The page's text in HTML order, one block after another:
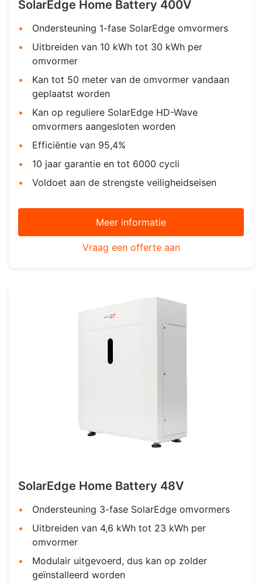
SolarEdge Home Battery 400V
Ondersteuning 1-fase SolarEdge omvormers
Uitbreiden van 10 kWh tot 30 kWh per
omvormer
Kan tot 50 meter van de omvormer vandaan
geplaatst worden
Kan op reguliere SolarEdge HD-Wave
omvormers aangesloten worden
Efficiëntie van 95,4%
10 jaar garantie en tot 6000 cycli
Voldoet aan de strengste veiligheidseisen
Meer informatie
Vraag een offerte aan
SolarEdge Home Battery 48V
Ondersteuning 3-fase SolarEdge omvormers
Uitbreiden van 4,6 kWh tot 23 kWh per
omvormer
Modulair uitgevoerd, dus kan op zolder
geïnstalleerd worden